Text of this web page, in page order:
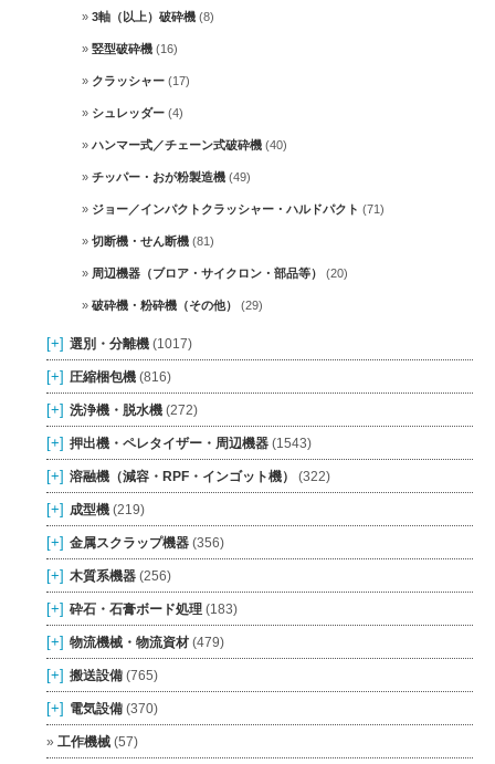
3軸（以上）破砕機 (8)
竪型破砕機 (16)
クラッシャー (17)
シュレッダー (4)
ハンマー式／チェーン式破砕機 (40)
チッパー・おが粉製造機 (49)
ジョー／インパクトクラッシャー・ハルドパクト (71)
切断機・せん断機 (81)
周辺機器（ブロア・サイクロン・部品等） (20)
破砕機・粉砕機（その他） (29)
[+] 選別・分離機 (1017)
[+] 圧縮梱包機 (816)
[+] 洗浄機・脱水機 (272)
[+] 押出機・ペレタイザー・周辺機器 (1543)
[+] 溶融機（減容・RPF・インゴット機） (322)
[+] 成型機 (219)
[+] 金属スクラップ機器 (356)
[+] 木質系機器 (256)
[+] 砕石・石膏ボード処理 (183)
[+] 物流機械・物流資材 (479)
[+] 搬送設備 (765)
[+] 電気設備 (370)
工作機械 (57)